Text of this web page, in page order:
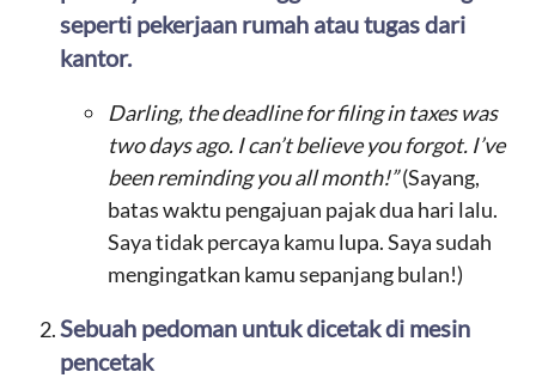
seperti pekerjaan rumah atau tugas dari
kantor.
Darling, the deadline for filing in taxes was
two days ago. I can’t believe you forgot. I’ve
been reminding you all month!”(Sayang,
batas waktu pengajuan pajak dua hari lalu.
Saya tidak percaya kamu lupa. Saya sudah
mengingatkan kamu sepanjang bulan!)
Sebuah pedoman untuk dicetak di mesin
pencetak